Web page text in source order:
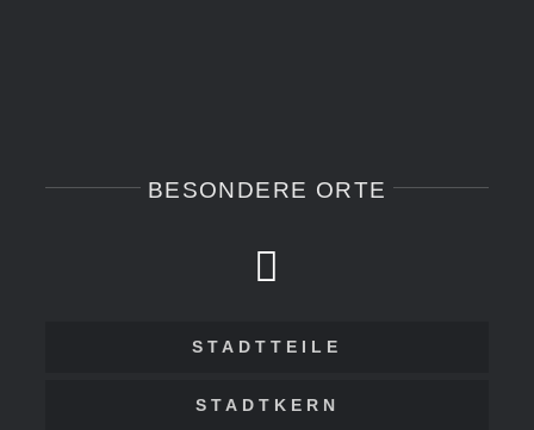
BESONDERE ORTE
STADTTEILE
STADTKERN